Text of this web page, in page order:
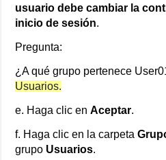
usuario debe cambiar la
inicio de sesión.
Pregunta:
¿A qué grupo pertenece
Usuarios.
e. Haga clic enAceptar.
f. Haga clic en la carpeta
grupo Usuarios.